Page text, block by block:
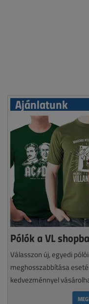
Ajánlatunk
Pólók a VL
Válasszon új, egyedi
meghosszabbítása
kedvezménnyel